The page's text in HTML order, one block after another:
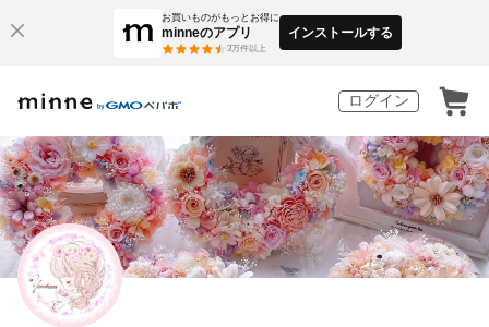
お買いものがもっとお得に
minneのアプリ
3万件以上
インストールする
ログイン